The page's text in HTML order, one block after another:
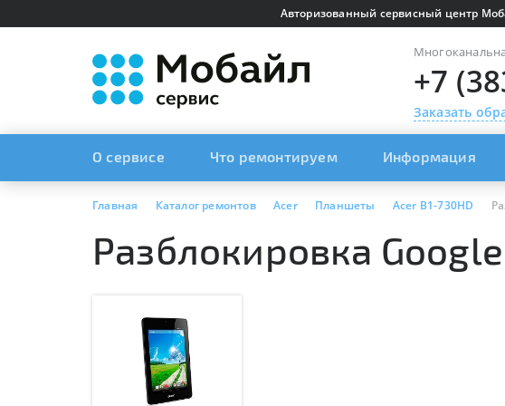
Авторизованный сервисный центр
+7
Заказать
О сервисе Что ремонтируем Информация
Главная Каталог ремонтов Acer Планшеты Acer B1-730HD
Разблокировка